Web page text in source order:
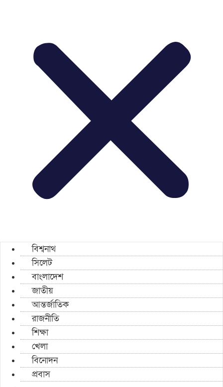
বিশ্বনাথ
সিলেট
বাংলাদেশ
জাতীয়
আন্তর্জাতিক
রাজনীতি
শিক্ষা
খেলা
বিনোদন
প্রবাস